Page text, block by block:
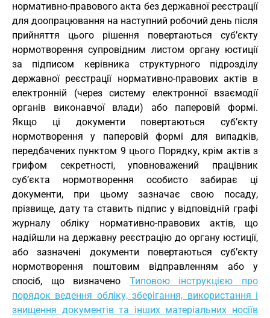
нормативно-правового акта без державної реєстрації
для доопрацювання на наступний робочий день після
прийняття цього рішення повертаються суб’єкту
нормотворення супровідним листом органу юстиції
за підписом керівника структурного підрозділу
державної реєстрації нормативно-правових актів в
електронній (через систему електронної взаємодії
органів виконавчої влади) або паперовій формі.
Якщо ці документи повертаються суб’єкту
нормотворення у паперовій формі для випадків,
передбачених пунктом 9 цього Порядку, крім актів з
грифом секретності, уповноважений працівник
суб’єкта нормотворення особисто забирає ці
документи, при цьому зазначає свою посаду,
прізвище, дату та ставить підпис у відповідній графі
журналу обліку нормативно-правових актів, що
надійшли на державну реєстрацію до органу юстиції,
або зазначені документи повертаються суб’єкту
нормотворення поштовим відправленням або у
спосіб, що визначено Типовою інструкцією про
порядок ведення обліку, зберігання, використання і
знищення документів та інших матеріальних носіїв